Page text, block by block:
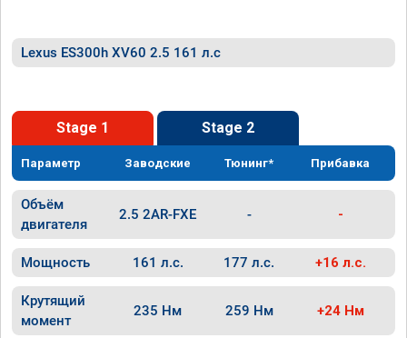
Lexus ES300h XV60 2.5 161 л.с
Stage 1 Stage 2
Параметр Заводские Тюнинг* Прибавка
Объём
двигателя
2.5 2AR-FXE - -
Мощность 161 л.с. 177 л.с. +16 л.с.
Крутящий
момент
235 Нм 259 Нм +24 Нм